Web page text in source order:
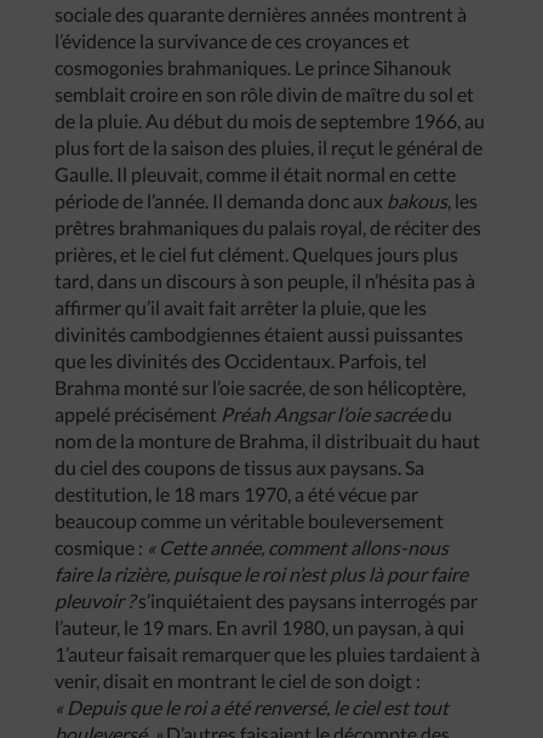
sociale des quarante dernières années montrent à
l’évidence la survivance de ces croyances et
cosmogonies brahmaniques. Le prince Sihanouk
semblait croire en son rôle divin de maître du sol et
de la pluie. Au début du mois de septembre 1966, au
plus fort de la saison des pluies, il reçut le général de
Gaulle. Il pleuvait, comme il était normal en cette
période de l’année. Il demanda donc aux bakous, les
prêtres brahmaniques du palais royal, de réciter des
prières, et le ciel fut clément. Quelques jours plus
tard, dans un discours à son peuple, il n’hésita pas à
affirmer qu’il avait fait arrêter la pluie, que les
divinités cambodgiennes étaient aussi puissantes
que les divinités des Occidentaux. Parfois, tel
Brahma monté sur l’oie sacrée, de son hélicoptère,
appelé précisément Préah Angsar l’oie sacréedu
nom de la monture de Brahma, il distribuait du haut
du ciel des coupons de tissus aux paysans. Sa
destitution, le 18 mars 1970, a été vécue par
beaucoup comme un véritable bouleversement
cosmique : « Cette année, comment allons-nous
faire la rizière, puisque le roi n’est plus là pour faire
pleuvoir ?s’inquiétaient des paysans interrogés par
l’auteur, le 19 mars. En avril 1980, un paysan, à qui
1’auteur faisait remarquer que les pluies tardaient à
venir, disait en montrant le ciel de son doigt :
« Depuis que le roi a été renversé, le ciel est tout